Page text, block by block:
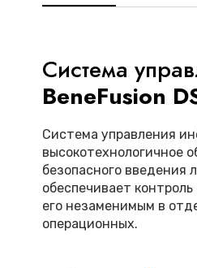
Система
BeneFusion
Система управления
высокотехнологичное
безопасного введения
обеспечивает
его незаменимым в
операционных.
Основные